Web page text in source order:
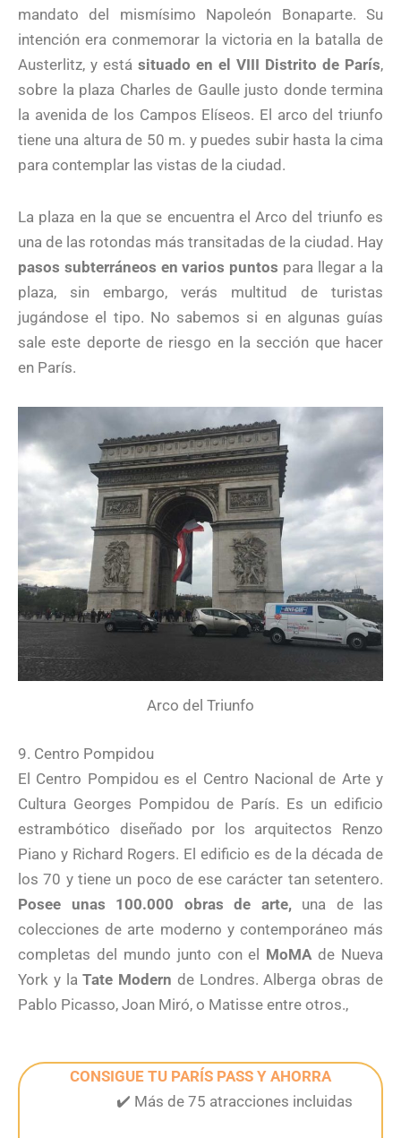
mandato del mismísimo Napoleón Bonaparte. Su
intención era conmemorar la victoria en la batalla de
Austerlitz, y está situado en el VIII Distrito de París,
sobre la plaza Charles de Gaulle justo donde termina
la avenida de los Campos Elíseos. El arco del triunfo
tiene una altura de 50 m. y puedes subir hasta la cima
para contemplar las vistas de la ciudad.
La plaza en la que se encuentra el Arco del triunfo es
una de las rotondas más transitadas de la ciudad. Hay
pasos subterráneos en varios puntos para llegar a la
plaza, sin embargo, verás multitud de turistas
jugándose el tipo. No sabemos si en algunas guías
sale este deporte de riesgo en la sección que hacer
en París.
Arco del Triunfo
9. Centro Pompidou
El Centro Pompidou es el Centro Nacional de Arte y
Cultura Georges Pompidou de París. Es un edificio
estrambótico diseñado por los arquitectos Renzo
Piano y Richard Rogers. El edificio es de la década de
los 70 y tiene un poco de ese carácter tan setentero.
Posee unas 100.000 obras de arte,una de las
colecciones de arte moderno y contemporáneo más
completas del mundo junto con el MoMAde Nueva
York y laTate Modern de Londres. Alberga obras de
Pablo Picasso, Joan Miró, o Matisse entre otros.,
CONSIGUE TU PARÍS PASS Y AHORRA
✔️ Más de 75 atracciones incluidas